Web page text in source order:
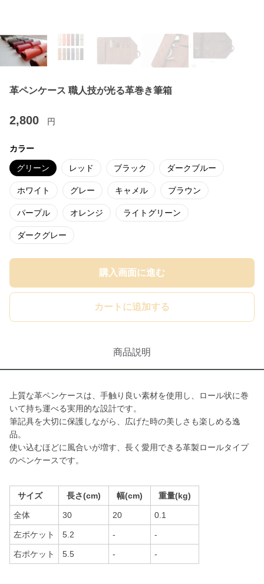
革ペンケース 職人技が光る革巻き筆箱
2,800 円
カラー
グリーン レッド ブラック ダークブルー
ホワイト グレー キャメル ブラウン
パープル オレンジ ライトグリーン
ダークグレー
購入画面に進む
カートに追加する
商品説明
上質な革ペンケースは、手触り良い素材を使用し、ロール状に巻
いて持ち運べる実用的な設計です。
筆記具を大切に保護しながら、広げた時の美しさも楽しめる逸
品。
使い込むほどに風合いが増す、長く愛用できる革製ロールタイプ
のペンケースです。
サイズ 長さ(cm) 幅(cm) 重量(kg)
全体 30 20 0.1
左ポケット 5.2 - -
右ポケット 5.5 - -